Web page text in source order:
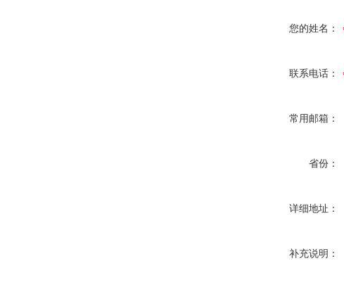
您的姓名：
联系电话：
常用邮箱：
省份：
详细地址：
补充说明：